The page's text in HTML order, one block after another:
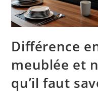
Différence
meublée et
qu’il faut